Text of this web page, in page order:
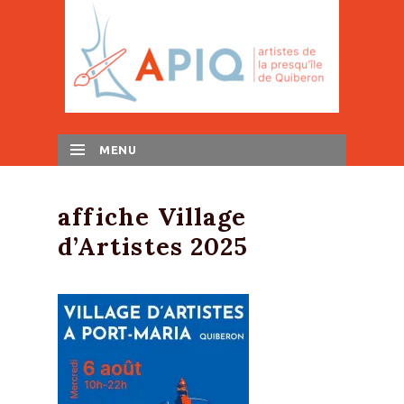
MENU
affiche Village
d’Artistes 2025